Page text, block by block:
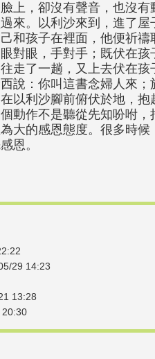
上，卻沒有聲音，也沒
來。以利沙來到，進了
和孩子在裡面，他便祈禱
對眼，手對手；既伏在
走了一趟，又上去伏在孩
說：你叫這書念婦人來
以利沙腳前俯伏於地，抱
動作不是聽從先知吩咐，
大的感恩態度。很多時
恩。
29 14:23
13:28